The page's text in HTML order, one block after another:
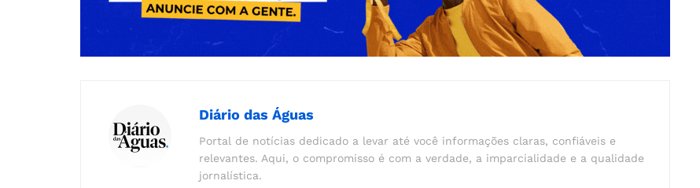
Diário das Águas
Portal de notícias dedicado a levar até você informações claras, confiáveis e
relevantes. Aqui, o compromisso é com a verdade, a imparcialidade e a qualidade
jornalística.